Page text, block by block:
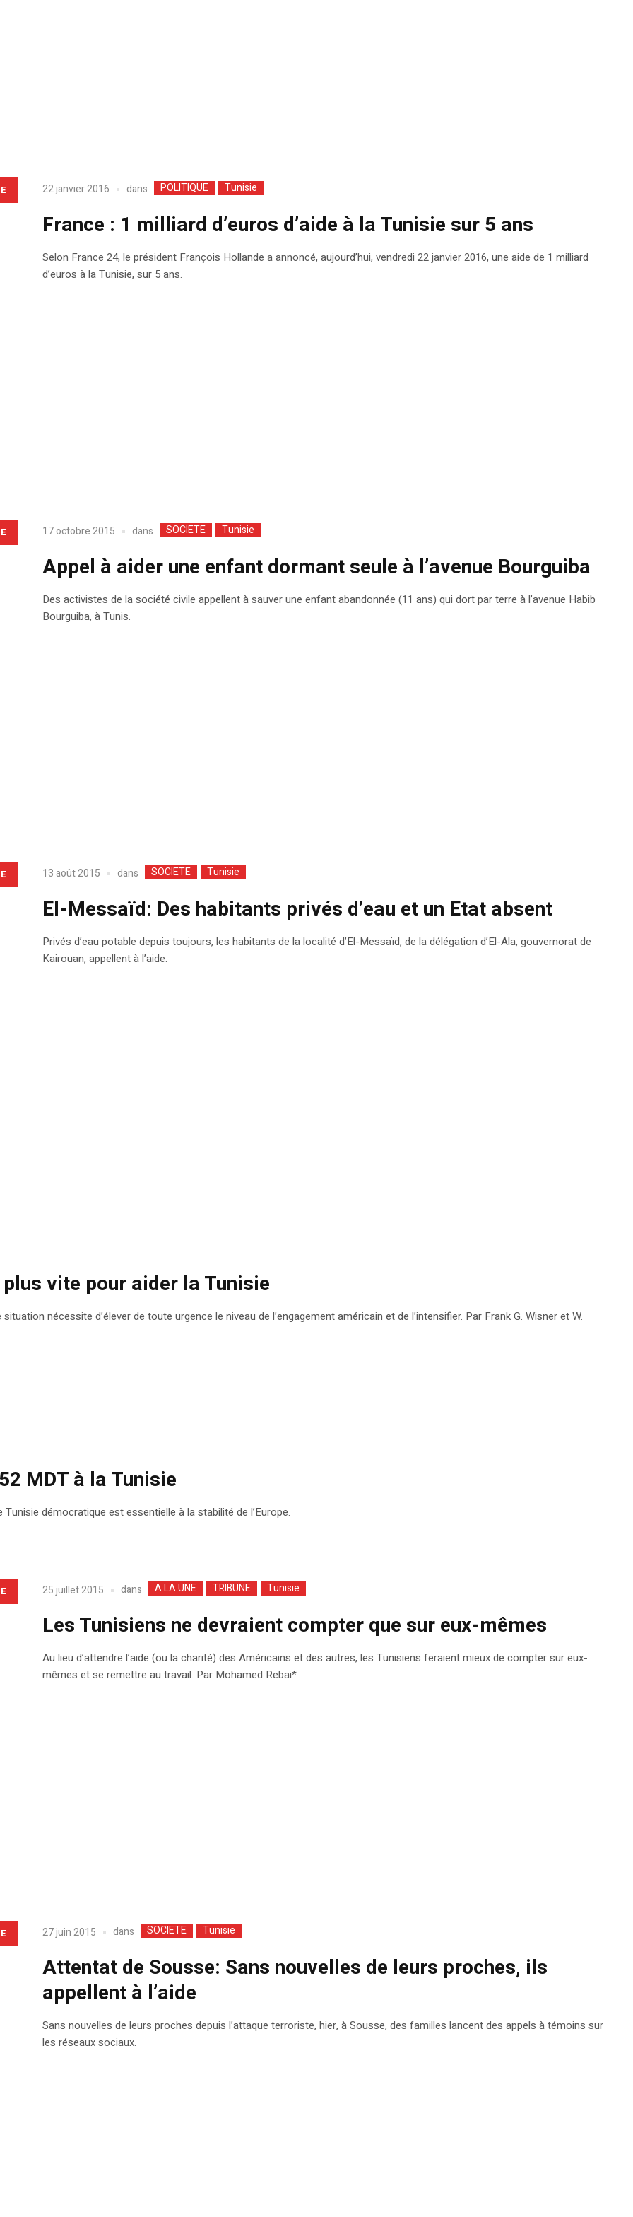
22 janvier 2016 dans POLITIQUE Tunisie
France : 1 milliard d’euros d’aide à la Tunisie sur 5 ans
Selon France 24, le président François Hollande a annoncé, aujourd’hui, vendredi 22 janvier 2016, une aide de 1 milliard
d’euros à la Tunisie, sur 5 ans.
17 octobre 2015 dans SOCIETE Tunisie
Appel à aider une enfant dormant seule à l’avenue Bourguiba
Des activistes de la société civile appellent à sauver une enfant abandonnée (11 ans) qui dort par terre à l’avenue Habib
Bourguiba, à Tunis.
13 août 2015 dans SOCIETE Tunisie
El-Messaïd: Des habitants privés d’eau et un Etat absent
Privés d’eau potable depuis toujours, les habitants de la localité d’El-Messaïd, de la délégation d’El-Ala, gouvernorat de
Kairouan, appellent à l’aide.
vite pour aider la Tunisie
nécessite d’élever de toute urgence le niveau de l’engagement américain et de l’intensifier. Par Frank G. Wisner et W.
MDT à la Tunisie
démocratique est essentielle à la stabilité de l’Europe.
25 juillet 2015 dans A LA UNE TRIBUNE Tunisie
Les Tunisiens ne devraient compter que sur eux-mêmes
Au lieu d’attendre l’aide (ou la charité) des Américains et des autres, les Tunisiens feraient mieux de compter sur eux-
mêmes et se remettre au travail. Par Mohamed Rebai*
27 juin 2015 dans SOCIETE Tunisie
Attentat de Sousse: Sans nouvelles de leurs proches, ils
appellent à l’aide
Sans nouvelles de leurs proches depuis l’attaque terroriste, hier, à Sousse, des familles lancent des appels à témoins sur
les réseaux sociaux.